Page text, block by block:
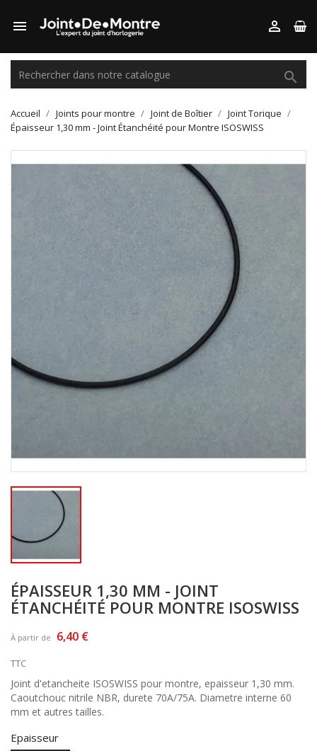
 

Accueil Joints pour montre Joint de Boîtier
Joint Torique
Épaisseur 1,30 mm - Joint Étanchéité pour Montre ISOSWISS
ÉPAISSEUR 1,30 MM - JOINT
ÉTANCHÉITÉ POUR MONTRE ISOSWISS
À partir de 6,40 €
TTC
Joint d'etancheite ISOSWISS pour montre, epaisseur 1,30 mm.
Caoutchouc nitrile NBR, durete 70A/75A. Diametre interne 60
mm et autres tailles.
Epaisseur